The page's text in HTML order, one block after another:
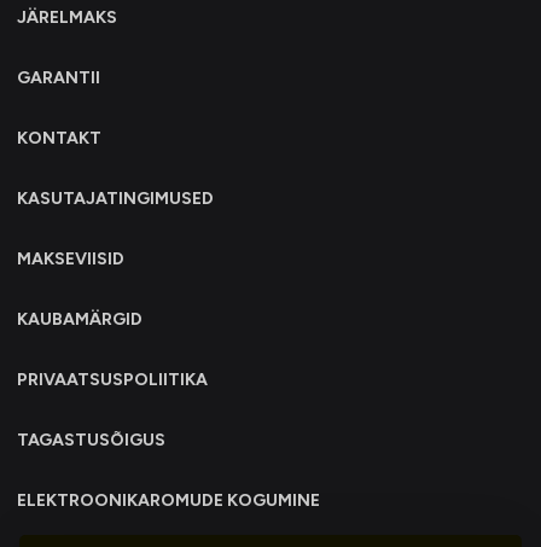
JÄRELMAKS
GARANTII
KONTAKT
KASUTAJATINGIMUSED
MAKSEVIISID
KAUBAMÄRGID
PRIVAATSUSPOLIITIKA
TAGASTUSÕIGUS
ELEKTROONIKAROMUDE KOGUMINE